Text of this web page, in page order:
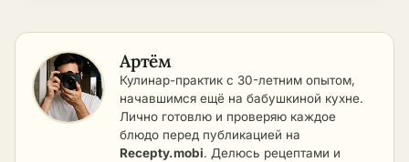
Артём
Кулинар-практик с 30-летним опытом,
начавшимся ещё на бабушкиной кухне.
Лично готовлю и проверяю каждое
блюдо перед публикацией на
Recepty.mobi. Делюсь рецептами и